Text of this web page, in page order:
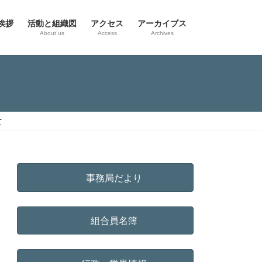
拶 活動と組織図
About us
アクセス
Access
アーカイブス
Archives
事務局だより
組合員名簿